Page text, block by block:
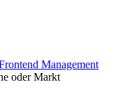
Management
oder Markt